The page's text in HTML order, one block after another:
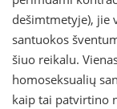
dešimtmetyje), jie
santuokos
šiuo reikalu.
homoseksualių
kaip tai patvirtino